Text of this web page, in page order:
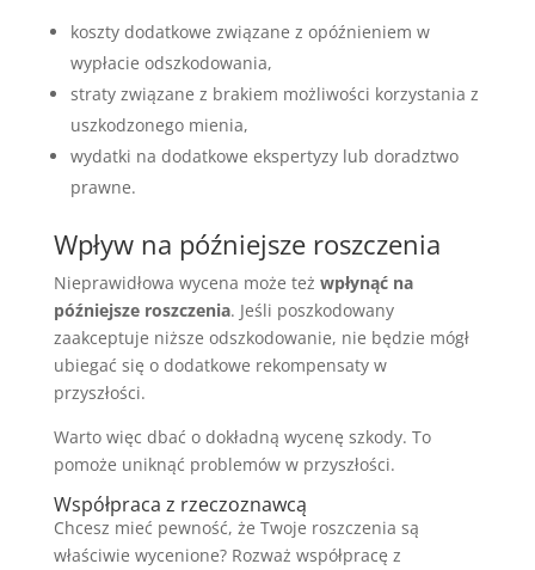
koszty dodatkowe związane z opóźnieniem w
wypłacie odszkodowania,
straty związane z brakiem możliwości korzystania z
uszkodzonego mienia,
wydatki na dodatkowe ekspertyzy lub doradztwo
prawne.
Wpływ na późniejsze roszczenia
Nieprawidłowa wycena może też wpłynąć na
późniejsze roszczenia. Jeśli poszkodowany
zaakceptuje niższe odszkodowanie, nie będzie mógł
ubiegać się o dodatkowe rekompensaty w
przyszłości.
Warto więc dbać o dokładną wycenę szkody. To
pomoże uniknąć problemów w przyszłości.
Współpraca z rzeczoznawcą
Chcesz mieć pewność, że Twoje roszczenia są
właściwie wycenione? Rozważ współpracę z